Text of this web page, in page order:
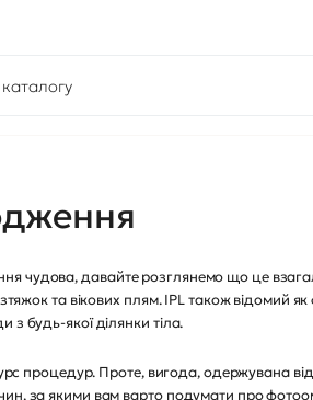
давайте розглянемо що це взагалі
та вікових плям. IPL також
з будь-якої ділянки тіла.
процедур. Проте, вигода, одержувана
за якими вам варто подумати про